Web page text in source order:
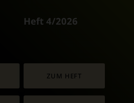
Heft 4/2026
ZUM HEFT